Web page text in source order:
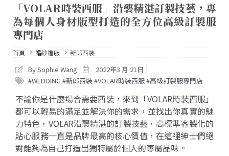
「VOLAR時裝西服」沿襲精湛訂製技藝，專
為每個人身材版型打造的全方位高級訂製服
專門店
首頁 婚紗禮服 新郎西裝
By Sophie Wang
2022年3 月 21日
#WEDDING #新郎西裝 #VOLAR時裝西服 #高級訂製服專門店
不論你是什麼場合需要西裝，來到「VOLAR時裝西服」
都可以輕易的滿足並解決你的需求，並找出你真實的魅
力特色，VOLAR沿襲精湛的訂製技藝，高標準客製化的
貼心服務一直是品牌最高的核心價值，在這裡紳士們絕
對能夠為自己打造出獨特屬於個人的專屬品味。